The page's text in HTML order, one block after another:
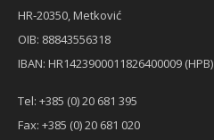
HR-20350, Metković
OIB: 88843556318
IBAN: HR1423900011826400009 (HPB)
Tel: +385 (0) 20 681 395
Fax: +385 (0) 20 681 020